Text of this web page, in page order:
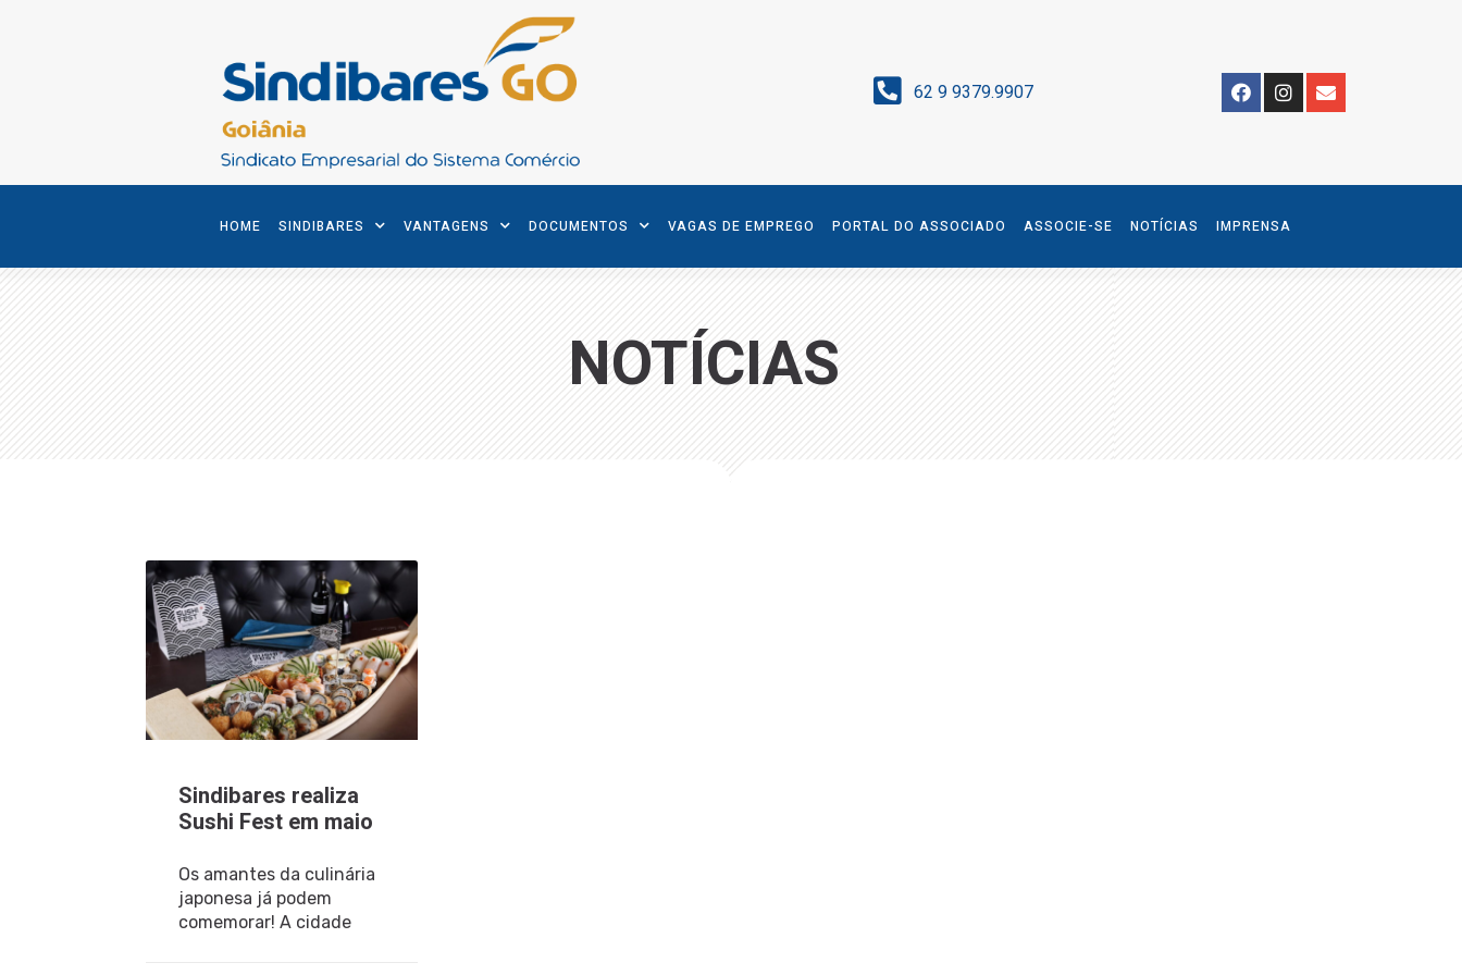
62 9 9379.9907
HOME SINDIBARES VANTAGENS DOCUMENTOS VAGAS DE EMPREGO PORTAL DO ASSOCIADO ASSOCIE-SE NOTÍCIAS IMPRENSA
NOTÍCIAS
Sindibares realiza
Sushi Fest em maio
Os amantes da culinária
japonesa já podem
comemorar! A cidade